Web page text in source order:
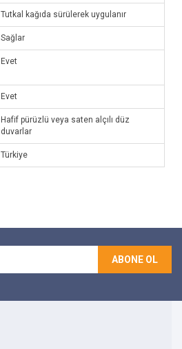
Tutkal kağıda sürülerek uygulanır
Sağlar
Evet
Evet
Hafif pürüzlü veya saten alçılı düz
duvarlar
Türkiye
ABONE OL